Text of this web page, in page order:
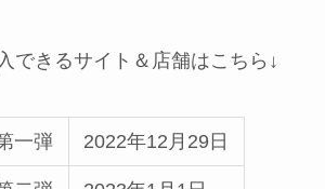
できるサイト＆店舗はこちら↓
一弾 2022年12月29日